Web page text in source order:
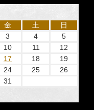
金 土
日
3 4
5
10 11
12
17 18
19
24 25
26
31